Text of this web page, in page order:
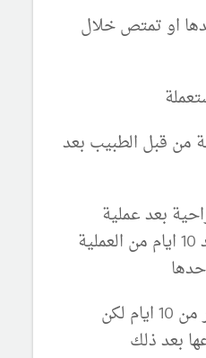
او تمتص خلال
من قبل الطبيب بعد
بعد عملية
الطهارة أو الختان بعد 10 ايام من العملية
و قد تبقى الغرز اكثر من 10 ايام لكن
بعد ذلك